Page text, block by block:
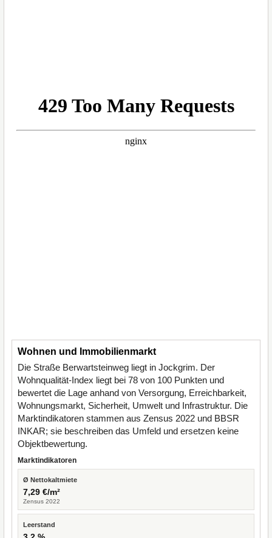
Wohnen und Immobilienmarkt
Die Straße Berwartsteinweg liegt in Jockgrim. Der
Wohnqualität-Index liegt bei 78 von 100 Punkten und
bewertet die Lage anhand von Versorgung, Erreichbarkeit,
Wohnungsmarkt, Sicherheit, Umwelt und Infrastruktur. Die
Marktindikatoren stammen aus Zensus 2022 und BBSR
INKAR; sie beschreiben das Umfeld und ersetzen keine
Objektbewertung.
Marktindikatoren
Ø Nettokaltmiete
7,29 €/m²
Zensus 2022
Leerstand